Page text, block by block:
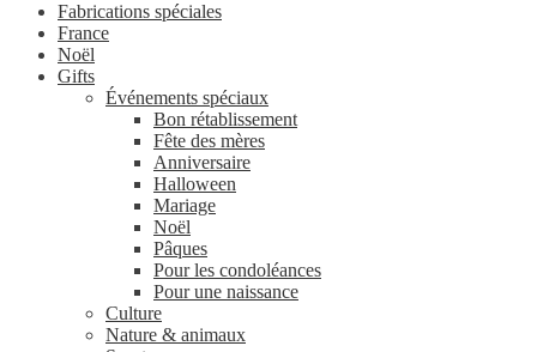
Fabrications spéciales
France
Noël
Gifts
Événements spéciaux
Bon rétablissement
Fête des mères
Anniversaire
Halloween
Mariage
Noël
Pâques
Pour les condoléances
Pour une naissance
Culture
Nature & animaux